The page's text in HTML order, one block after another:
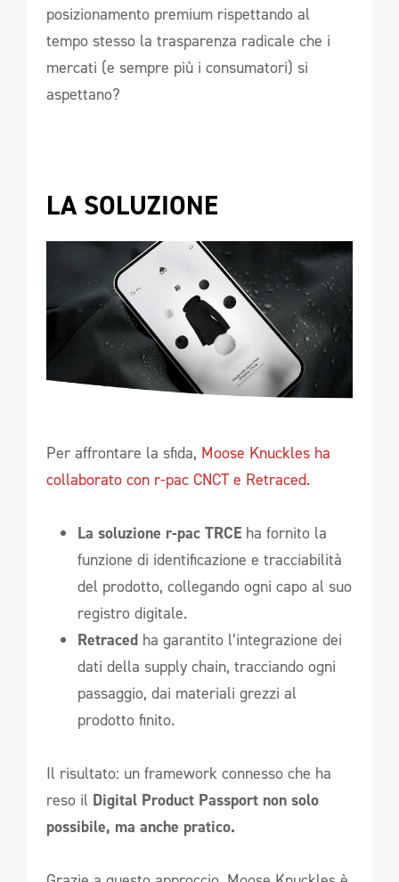
posizionamento premium rispettando al
tempo stesso la trasparenza radicale che i
mercati (e sempre più i consumatori) si
aspettano?
LA SOLUZIONE
Per affrontare la sfida, Moose Knuckles ha
collaborato con r-pac CNCT e Retraced.
La soluzione r-pac TRCE ha fornito la
funzione di identificazione e tracciabilità
del prodotto, collegando ogni capo al suo
registro digitale.
Retraced ha garantito l’integrazione dei
dati della supply chain, tracciando ogni
passaggio, dai materiali grezzi al
prodotto finito.
Il risultato: un framework connesso che ha
reso il Digital Product Passport non solo
possibile, ma anche pratico.